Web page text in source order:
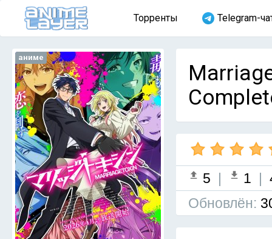
Торренты Telegram-
аниме
5 | 1 |
Обновлён: